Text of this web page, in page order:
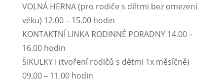
VOLNÁ HERNA (pro rodiče s dětmi bez omezení
věku) 12.00 – 15.00 hodin
KONTAKTNÍ LINKA RODINNÉ PORADNY 14.00 –
16.00 hodin
ŠIKULKY I (tvoření rodičů s dětmi 1x měsíčně)
09.00 – 11.00 hodin